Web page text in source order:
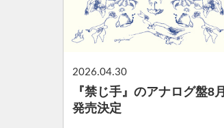
2026.04.30
『禁じ手』のアナログ盤8月
発売決定